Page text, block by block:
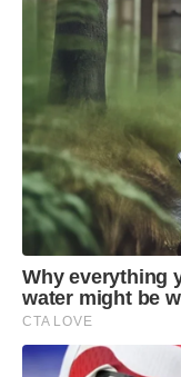
Caderneta
estudantes com
Why everything
water might be
CTA LOVE